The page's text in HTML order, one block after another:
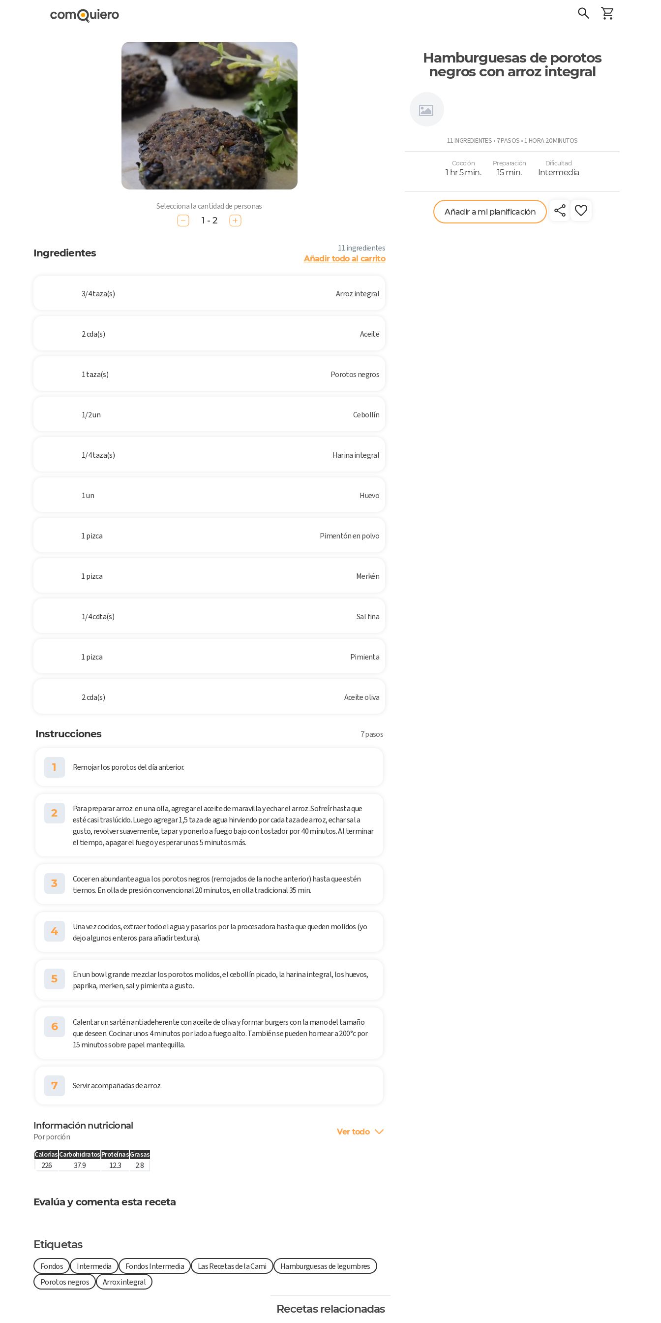
Hamburguesas de porotos
negros con arroz integral
11 INGREDIENTES • 7 PASOS • 1 HORA 20 MINUTOS
Cocción
1 hr 5 min.
Preparación
15 min.
Dificultad
Intermedia
Añadir a mi planificación
Selecciona la cantidad de personas
1 - 2
Ingredientes 11 ingredientes
Añadir todo al carrito
3/4 taza(s) Arroz integral
2 cda(s) Aceite
1 taza(s) Porotos negros
1/2 un Cebollín
1/4 taza(s) Harina integral
1 un Huevo
1 pizca Pimentón en polvo
1 pizca Merkén
1/4 cdta(s) Sal fina
1 pizca Pimienta
2 cda(s) Aceite oliva
Instrucciones 7 pasos
1 Remojar los porotos del día anterior.
2
Para preparar arroz: en una olla, agregar el aceite de maravilla y echar el arroz. Sofreír hasta que
esté casi traslúcido. Luego agregar 1,5 taza de agua hirviendo por cada taza de arroz, echar sal a
gusto, revolver suavemente, tapar y ponerlo a fuego bajo con tostador por 40 minutos. Al terminar
el tiempo, apagar el fuego y esperar unos 5 minutos más.
3
Cocer en abundante agua los porotos negros (remojados de la noche anterior) hasta que estén
tiernos. En olla de presión convencional 20 minutos, en olla tradicional 35 min.
4
Una vez cocidos, extraer todo el agua y pasarlos por la procesadora hasta que queden molidos (yo
dejo algunos enteros para añadir textura).
5
En un bowl grande mezclar los porotos molidos, el cebollín picado, la harina integral, los huevos,
paprika, merken, sal y pimienta a gusto.
6
Calentar un sartén antiadeherente con aceite de oliva y formar burgers con la mano del tamaño
que deseen. Cocinar unos 4 minutos por lado a fuego alto. También se pueden hornear a 200°c por
15 minutos sobre papel mantequilla.
7 Servir acompañadas de arroz.
Información nutricional
Por porción Ver todo
Calorías Carbohidratos ProteínasGrasas
226 37.9 12.3 2.8
Evalúa y comenta esta receta
Etiquetas
Fondos Intermedia Fondos Intermedia Las Recetas de la Cami
Hamburguesas de legumbres
Porotos negros
Arrox integral
Recetas relacionadas